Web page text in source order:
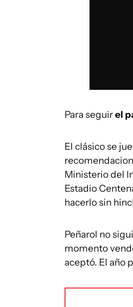
Para seguirel
El clásico se
Ministerio del
Estadio
hacerlo sin
Peñarol no
momento
aceptó. El año